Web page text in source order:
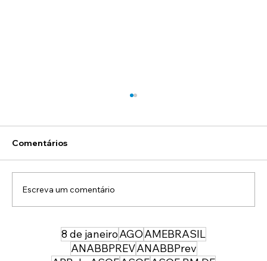
8 de janeiroAGOAMEBRASIL
ANABBPREVANABBPrev
Pré-lançamento do livro Geopolítica,
Governança Criminal e Segurança do
Comentários
Escreva um comentário